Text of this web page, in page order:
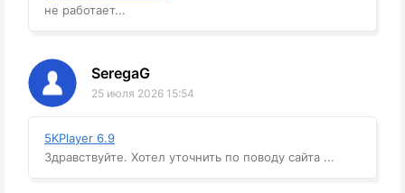
не работает...
SeregaG
25 июля 2026 15:54
5KPlayer 6.9
Здравствуйте. Хотел уточнить по поводу сайта ...